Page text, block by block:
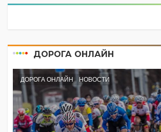
ДОРОГА ОНЛАЙН
ДОРОГА ОНЛАЙН НОВОСТИ